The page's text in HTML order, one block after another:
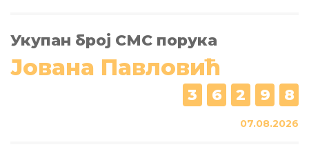
Укупан број СМС порука
Јована Павловић
3 6 2 9 8
07.08.2026